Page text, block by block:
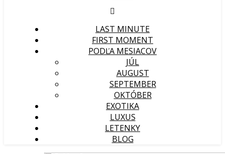
LAST MINUTE
FIRST MOMENT
PODĽA MESIACOV
JÚL
AUGUST
SEPTEMBER
OKTÓBER
EXOTIKA
LUXUS
LETENKY
BLOG